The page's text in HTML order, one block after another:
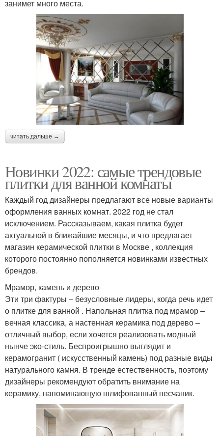
занимет много места.
читать дальше →
Новинки 2022: самые трендовые
плитки для ванной комнаты
Каждый год дизайнеры предлагают все новые варианты
оформления ванных комнат. 2022 год не стал
исключением. Рассказываем, какая плитка будет
актуальной в ближайшие месяцы, и что предлагает
магазин керамической плитки в Москве , коллекция
которого постоянно пополняется новинками известных
брендов.
Мрамор, камень и дерево
Эти три фактуры ‒ безусловные лидеры, когда речь идет
о плитке для ванной . Напольная плитка под мрамор ‒
вечная классика, а настенная керамика под дерево ‒
отличный выбор, если хочется реализовать модный
нынче эко-стиль. Беспроигрышно выглядит и
керамогранит ( искусственный камень) под разные виды
натурального камня. В тренде естественность, поэтому
дизайнеры рекомендуют обратить внимание на
керамику, напоминающую шлифованный песчаник.